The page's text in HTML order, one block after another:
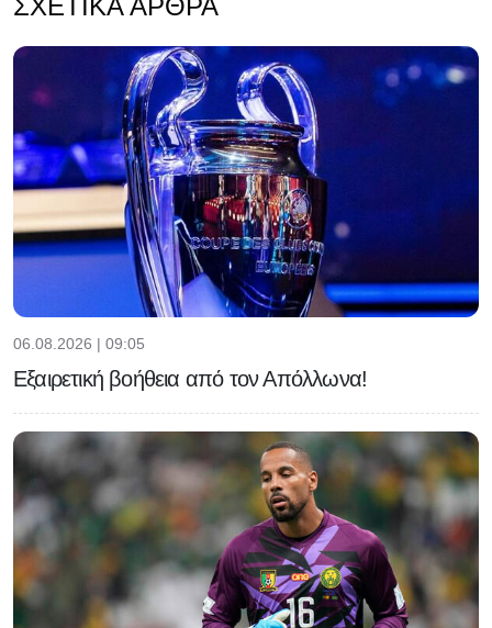
06.08.2026 | 09:05
Εξαιρετική βοήθεια από τον Απόλλωνα!